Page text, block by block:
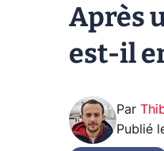
Après
est-il
Par
Publié